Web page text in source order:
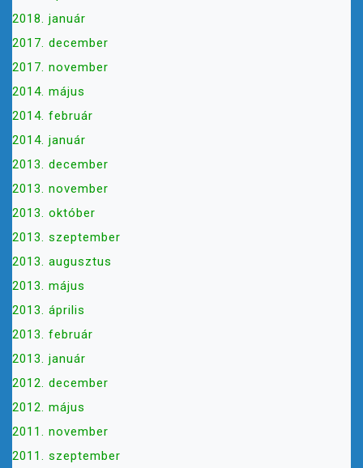
2018. január
2017. december
2017. november
2014. május
2014. február
2014. január
2013. december
2013. november
2013. október
2013. szeptember
2013. augusztus
2013. május
2013. április
2013. február
2013. január
2012. december
2012. május
2011. november
2011. szeptember